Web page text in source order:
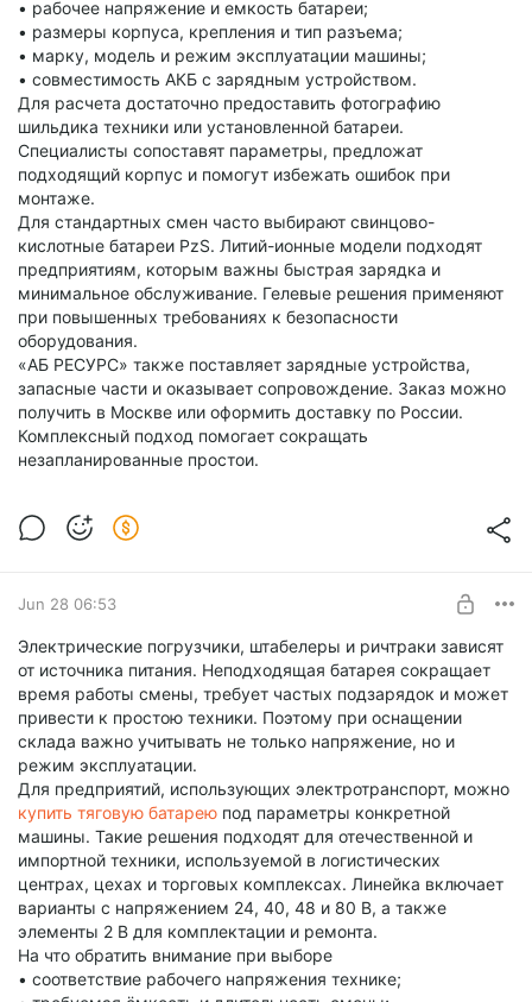
скоростной рост мускулатуры без жира, поднятие
максимумов или глубокую сушку, требуется использование
сертифицированная спортфарма.Купить тренболон энантат
— это возможность подобрать препарат под поставленный
план, начиная от агрессивный бустер энергии, связку
пептидов или полноценный протокол для прогрессии в
спорте.
• рабочее напряжение и емкость батареи;
• размеры корпуса, крепления и тип разъема;
• марку, модель и режим эксплуатации машины;
• совместимость АКБ с зарядным устройством.
Для расчета достаточно предоставить фотографию
шильдика техники или установленной батареи.
Специалисты сопоставят параметры, предложат
подходящий корпус и помогут избежать ошибок при
монтаже.
Для стандартных смен часто выбирают свинцово-
кислотные батареи PzS. Литий-ионные модели подходят
предприятиям, которым важны быстрая зарядка и
минимальное обслуживание. Гелевые решения применяют
при повышенных требованиях к безопасности
оборудования.
«АБ РЕСУРС» также поставляет зарядные устройства,
запасные части и оказывает сопровождение. Заказ можно
получить в Москве или оформить доставку по России.
Комплексный подход помогает сокращать
незапланированные простои.
Jun 28 06:53
Электрические погрузчики, штабелеры и ричтраки зависят
от источника питания. Неподходящая батарея сокращает
время работы смены, требует частых подзарядок и может
привести к простою техники. Поэтому при оснащении
склада важно учитывать не только напряжение, но и
режим эксплуатации.
Для предприятий, использующих электротранспорт, можно
купить тяговую батарею под параметры конкретной
машины. Такие решения подходят для отечественной и
импортной техники, используемой в логистических
центрах, цехах и торговых комплексах. Линейка включает
варианты с напряжением 24, 40, 48 и 80 В, а также
элементы 2 В для комплектации и ремонта.
На что обратить внимание при выборе
• соответствие рабочего напряжения технике;